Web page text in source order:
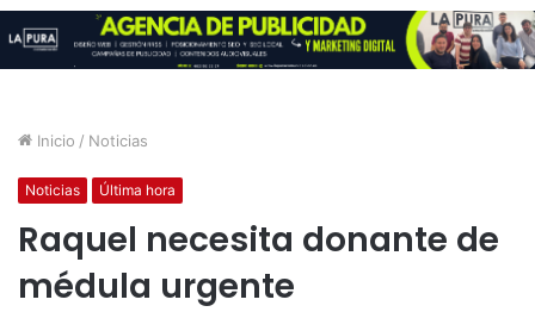
Inicio / Noticias
Noticias Última hora
Raquel necesita donante de
médula urgente